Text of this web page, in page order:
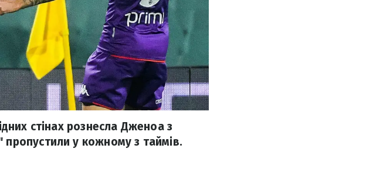
стінах рознесла Дженоа з
у кожному з таймів.